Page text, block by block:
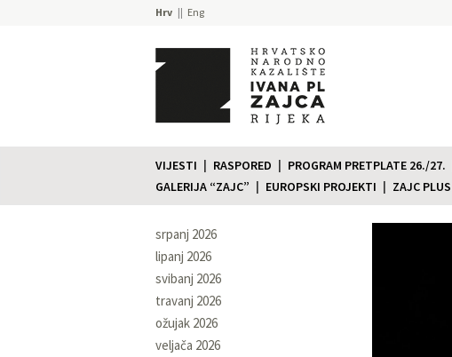
Hrv Eng
VIJESTI RASPORED PROGRAM PRETPLATE 26./27.
GALERIJA “ZAJC”
EUROPSKI PROJEKTI ZAJC PLUS
srpanj 2026
lipanj 2026
svibanj 2026
travanj 2026
ožujak 2026
veljača 2026